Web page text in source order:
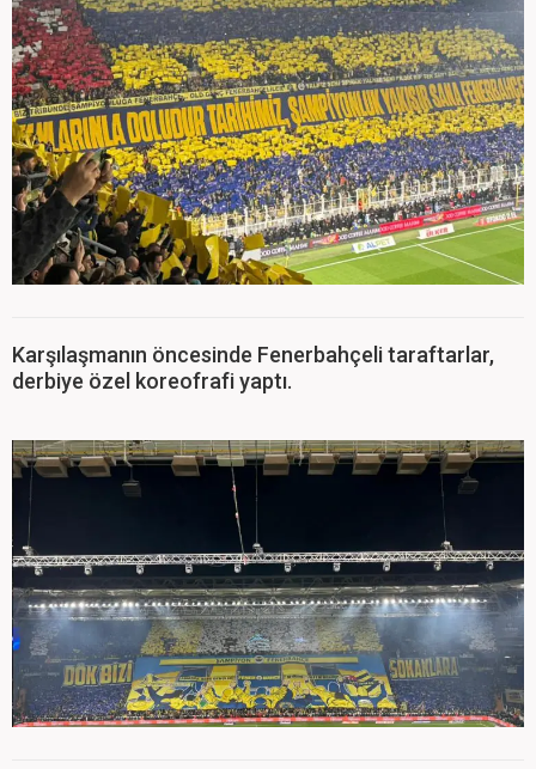
Karşılaşmanın öncesinde Fenerbahçeli taraftarlar,
derbiye özel koreofrafi yaptı.